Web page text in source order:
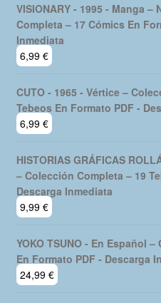
VISIONARY - 1995 - Manga –
Completa – 17 Cómics En
Inmediata
6,99 €
CUTO - 1965 - Vértice –
Tebeos En Formato PDF -
6,99 €
HISTORIAS GRÁFICAS
– Colección Completa – 19
Descarga Inmediata
9,99 €
YOKO TSUNO - En Español
En Formato PDF - Descarga
24,99 €